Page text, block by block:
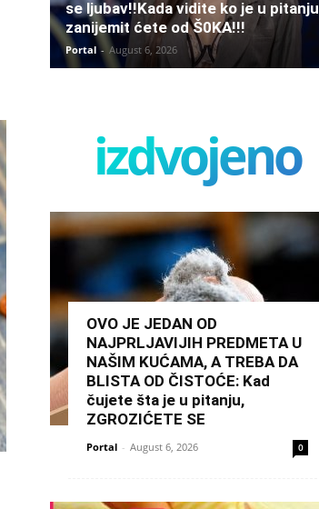
se ljubav!!Kada vidite ko je u pitanju
zanijemit ćete od Š0KA!!!
Portal - August 6, 2026
izdvojeno
OVO JE JEDAN OD
NAJPRLJAVIJIH PREDMETA U
NAŠIM KUĆAMA, A TREBA DA
BLISTA OD ČISTOĆE: Kad
čujete šta je u pitanju,
ZGROZIĆETE SE
Portal - August 6, 2026 0